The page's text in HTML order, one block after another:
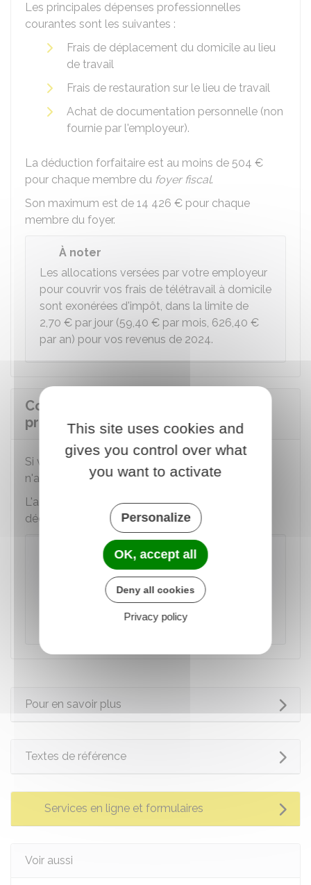
Les principales dépenses professionnelles
courantes sont les suivantes :
Frais de déplacement du domicile au lieu
de travail
Frais de restauration sur le lieu de travail
Achat de documentation personnelle (non
fournie par l'employeur).
La déduction forfaitaire est au moins de 504 €
pour chaque membre du foyer fiscal.
Son maximum est de 14 426 € pour chaque
membre du foyer.
À noter
Les allocations versées par votre employeur
pour couvrir vos frais de télétravail à domicile
sont exonérées d'impôt, dans la limite de
2,70 € par jour (59,40 € par mois, 626,40 €
par an) pour vos revenus de 2024.
Comment déclarer vos frais
professionnels ?
Si vous choisissez la déduction forfaitaire, vous
n'avez
aucune démarche à effectuer
L'administration applique automatiquement la
déduction forfaitaire de10 %sur vos salaires.
Chaque membre de votrefoyer fiscal
renoncer individuellement à la déduction
10 %et demander la déduction
de ses frais réels.
Pour en savoir plus
Textes de référence
Services en ligne et formulaires
Voir aussi
This site uses cookies and
gives you control over what
you want to activate
Personalize
OK, accept all
Deny all cookies
Privacy policy